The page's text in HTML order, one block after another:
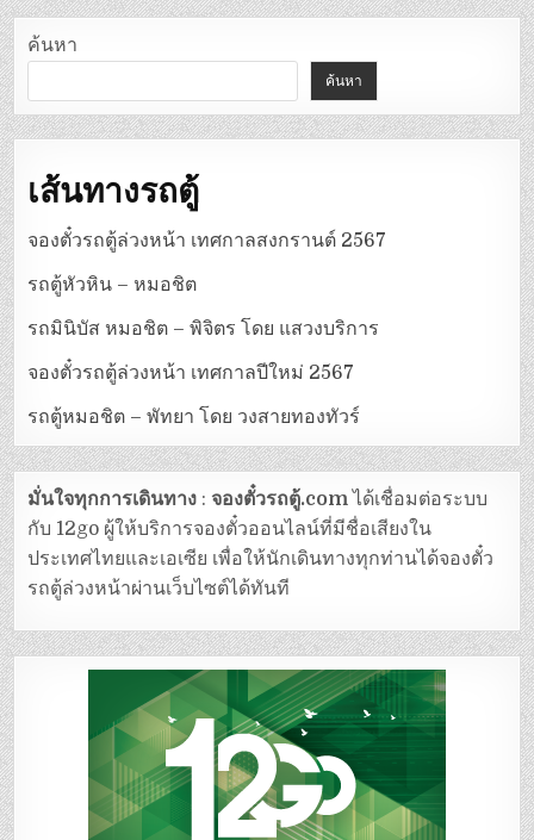
ค้นหา
ค้นหา
เส้นทางรถตู้
จองตั๋วรถตู้ล่วงหน้า เทศกาลสงกรานต์ 2567
รถตู้หัวหิน – หมอชิต
รถมินิบัส หมอชิต – พิจิตร โดย แสวงบริการ
จองตั๋วรถตู้ล่วงหน้า เทศกาลปีใหม่ 2567
รถตู้หมอชิต – พัทยา โดย วงสายทองทัวร์
มั่นใจทุกการเดินทาง :จองตั๋วรถตู้.comได้เชื่อมต่อระบบ
กับ 12go ผู้ให้บริการจองตั๋วออนไลน์ที่มีชื่อเสียงใน
ประเทศไทยและเอเซีย เพื่อให้นักเดินทางทุกท่านได้จองตั๋ว
รถตู้ล่วงหน้าผ่านเว็บไซต์ได้ทันที